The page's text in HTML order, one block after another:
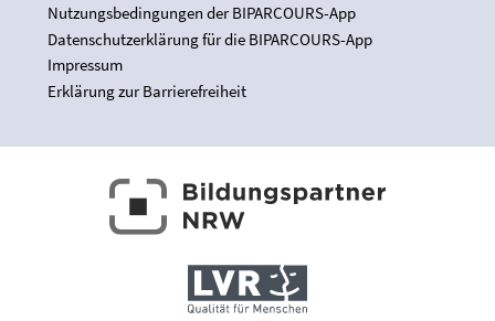
Nutzungsbedingungen der BIPARCOURS-App
Datenschutzerklärung für die BIPARCOURS-App
Impressum
Erklärung zur Barrierefreiheit